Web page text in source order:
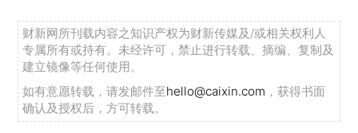
财新网所刊载内容之知识产权为财新传媒及/或相关权利人
专属所有或持有。未经许可，禁止进行转载、摘编、复制及
建立镜像等任何使用。
如有意愿转载，请发邮件至hello@caixin.com ，获得书面
确认及授权后，方可转载。